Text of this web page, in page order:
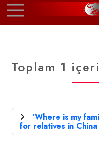
Toplam 1
‘Where is my
for relatives in China